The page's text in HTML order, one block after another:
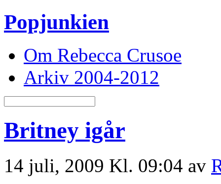
Popjunkien
Om Rebecca Crusoe
Arkiv 2004-2012
Britney igår
14 juli, 2009 Kl. 09:04 av